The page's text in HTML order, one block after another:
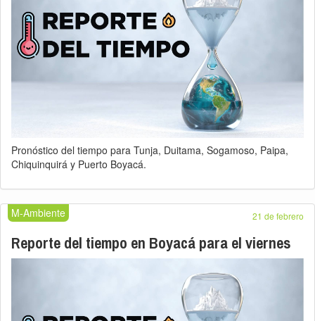
Pronóstico del tiempo para Tunja, Duitama, Sogamoso, Paipa,
Chiquinquirá y Puerto Boyacá.
M-Ambiente 21 de febrero
Reporte del tiempo en Boyacá para el viernes